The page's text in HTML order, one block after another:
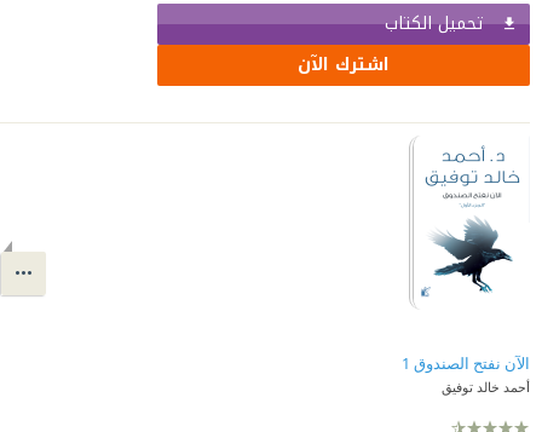
تحميل الكتاب
اشترك الآن
الآن نفتح الصندوق 1
أحمد خالد توفيق